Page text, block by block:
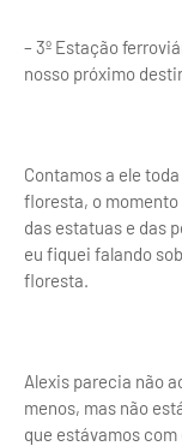
– 3º Estação
nosso próximo
Contamos a ele
floresta, o momento
das estatuas e das
eu fiquei falando
floresta.
Alexis parecia não
menos, mas não
que estávamos